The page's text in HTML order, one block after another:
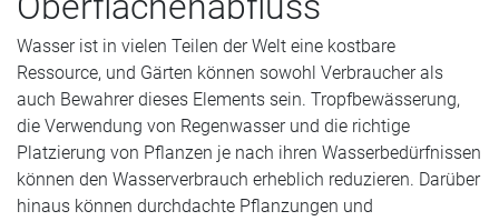
Wasser ist in vielen Teilen der Welt eine kostbare
Ressource, und Gärten können sowohl Verbraucher als
auch Bewahrer dieses Elements sein. Tropfbewässerung,
die Verwendung von Regenwasser und die richtige
Platzierung von Pflanzen je nach ihren Wasserbedürfnissen
können den Wasserverbrauch erheblich reduzieren. Darüber
hinaus können durchdachte Pflanzungen und